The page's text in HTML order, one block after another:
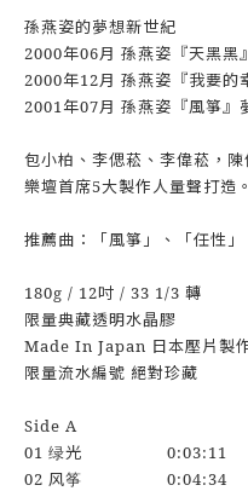
孫燕姿的夢想新世紀
2000年06月 孫燕姿『天黑黑
2000年12月 孫燕姿『我要的
2001年07月 孫燕姿『風箏』
包小柏、李偲菘、李偉菘，陳
樂壇首席5大製作人量聲打造。
推薦曲：「風箏」、「任性
180g / 12吋 / 33 1/3 轉
限量典藏透明水晶膠
Made In Japan 日本壓片製
限量流水編號 絕對珍藏
Side A
01 绿光 0:03:11
02 风筝 0:04:34